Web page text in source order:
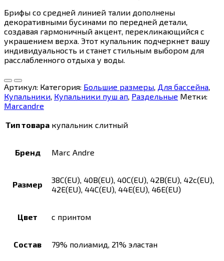
Брифы со средней линией талии дополнены
декоративными бусинами по передней детали,
создавая гармоничный акцент, перекликающийся с
украшением верха. Этот купальник подчеркнет вашу
индивидуальность и станет стильным выбором для
расслабленного отдыха у воды.
Артикул: Категория: Большие размеры, Для бассейна,
Купальники, Купальники пуш ап, Раздельные Метки:
Marcandre
Тип товара купальник слитный
Бренд Marc Andre
Размер
38C(EU), 40B(EU), 40C(EU), 42B(EU), 42c(EU),
42E(EU), 44C(EU), 44E(EU), 46E(EU)
Цвет с принтом
Состав 79% полиамид, 21% эластан